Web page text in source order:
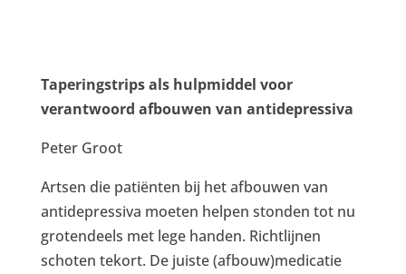
Taperingstrips als hulpmiddel voor
verantwoord afbouwen van antidepressiva
Peter Groot
Artsen die patiënten bij het afbouwen van
antidepressiva moeten helpen stonden tot nu
grotendeels met lege handen. Richtlijnen
schoten tekort. De juiste (afbouw)medicatie